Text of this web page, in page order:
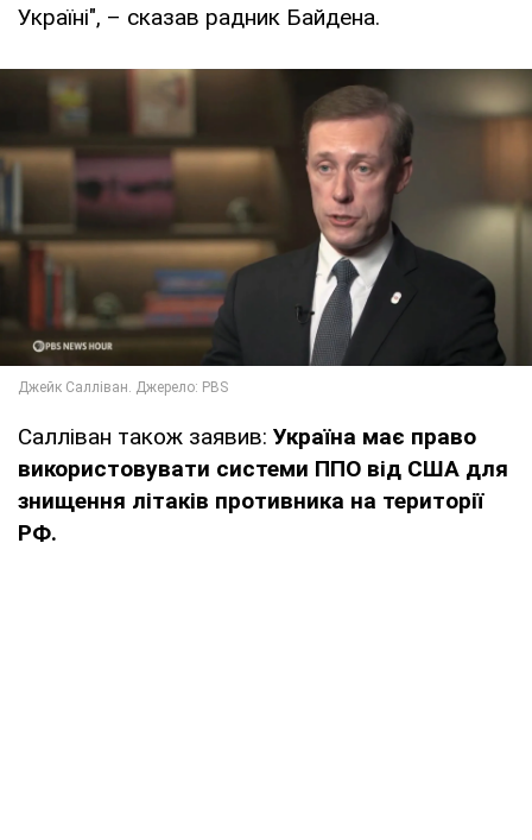
Україні", – сказав радник Байдена.
Салліван також заявив: Україна має право
використовувати системи ППО від США для
знищення літаків противника на території
РФ.